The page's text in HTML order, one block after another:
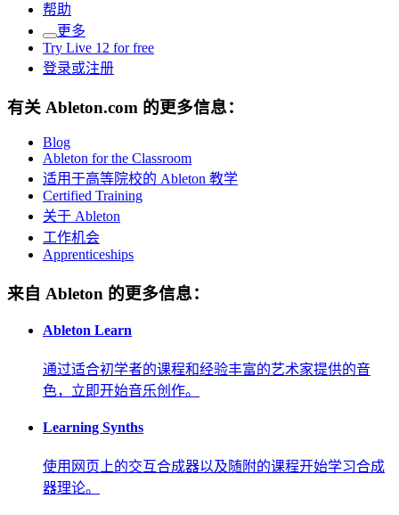
帮助
更多
Try Live 12 for free
登录或注册
有关 Ableton.com 的更多信息：
Blog
Ableton for the Classroom
适用于高等院校的 Ableton 教学
Certified Training
关于 Ableton
工作机会
Apprenticeships
来自 Ableton 的更多信息：
Ableton Learn
通过适合初学者的课程和经验丰富的艺术家提供的音
色，立即开始音乐创作。
Learning Synths
使用网页上的交互合成器以及随附的课程开始学习合成
器理论。